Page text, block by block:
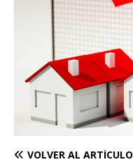
VOLVER AL ARTÍCULO